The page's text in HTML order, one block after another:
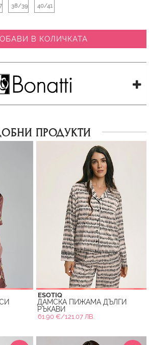
38/39 40/41
В КОЛИЧКАТА
ПРОДУКТИ
ESOTIQ
ДАМСКА ПИЖАМА ДЪЛГИ
РЪКАВИ
61.90 €/121.07 ЛВ.